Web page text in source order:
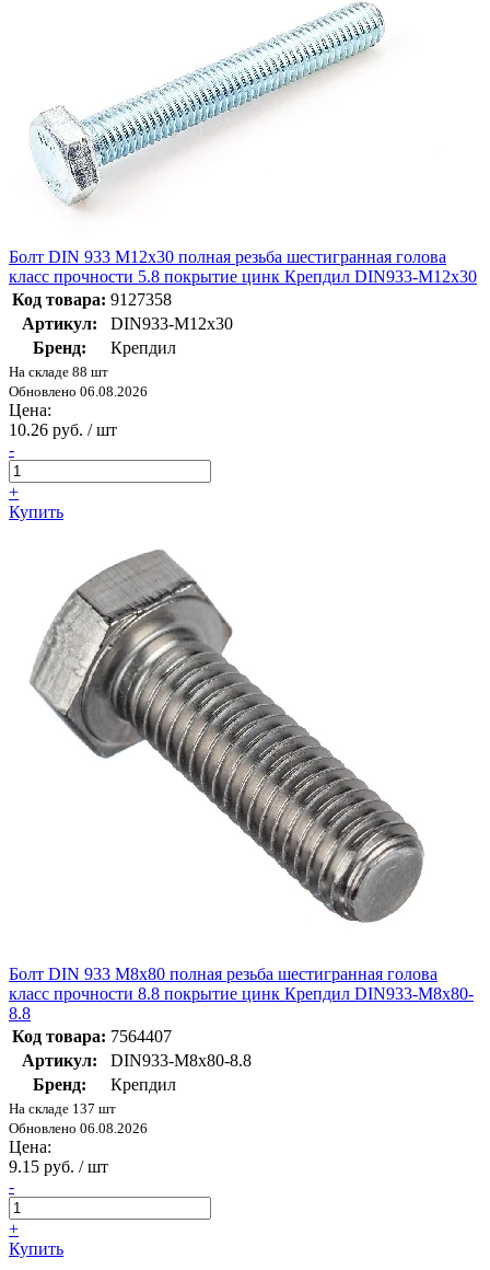
Болт DIN 933 М12х30 полная резьба шестигранная голова
класс прочности 5.8 покрытие цинк Крепдил DIN933-M12x30
Код товара: 9127358
Артикул:
DIN933-M12x30
Бренд:
Крепдил
На складе 88 шт
Обновлено 06.08.2026
Цена:
10.26 руб. / шт
-
+
Купить
Болт DIN 933 М8х80 полная резьба шестигранная голова
класс прочности 8.8 покрытие цинк Крепдил DIN933-М8х80-
8.8
Код товара: 7564407
Артикул:
DIN933-М8х80-8.8
Бренд:
Крепдил
На складе 137 шт
Обновлено 06.08.2026
Цена:
9.15 руб. / шт
-
+
Купить